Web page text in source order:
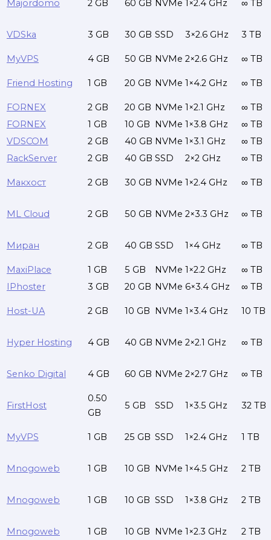
Majordomo 2 GB 60 GB NVMe 1×2.4 GHz ∞ TB
VDSka 3 GB 30 GB SSD 3×2.6 GHz 3 TB
MyVPS 4 GB 50 GB NVMe 2×2.6 GHz ∞ TB
Friend Hosting 1 GB 20 GB NVMe 1×4.2 GHz ∞ TB
FORNEX 2 GB 20 GB NVMe 1×2.1 GHz
∞ TB
FORNEX
1 GB 10 GB NVMe 1×3.8 GHz
∞ TB
VDSCOM
2 GB 40 GB NVMe 1×3.1 GHz
∞ TB
RackServer
2 GB 40 GB SSD 2×2 GHz ∞ TB
Макхост 2 GB 30 GB NVMe 1×2.4 GHz ∞ TB
ML Cloud 2 GB 50 GB NVMe 2×3.3 GHz ∞ TB
Миран 2 GB 40 GB SSD 1×4 GHz ∞ TB
MaxiPlace 1 GB 5 GB NVMe 1×2.2 GHz
∞ TB
IPhoster
3 GB 20 GB NVMe 6×3.4 GHz ∞ TB
Host-UA 2 GB 10 GB NVMe 1×3.4 GHz 10 TB
Hyper Hosting 4 GB 40 GB NVMe 2×2.1 GHz ∞ TB
Senko Digital 4 GB 60 GB NVMe 2×2.7 GHz ∞ TB
FirstHost
0.50
GB
5 GB SSD 1×3.5 GHz 32 TB
MyVPS 1 GB 25 GB SSD 1×2.4 GHz 1 TB
Mnogoweb 1 GB 10 GB NVMe 1×4.5 GHz 2 TB
Mnogoweb 1 GB 10 GB SSD 1×3.8 GHz 2 TB
Mnogoweb 1 GB 10 GB NVMe 1×2.3 GHz 2 TB